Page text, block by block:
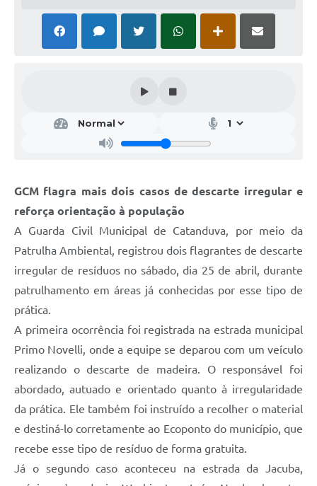
A Prefeitura
Jornal
Agenda
Diário Oficial
Editais
GCM flagra mais dois casos de descarte irregular e
reforça orientação à população
A Guarda Civil Municipal de Catanduva, por meio da
Patrulha Ambiental, registrou dois flagrantes de descarte
irregular de resíduos no sábado, dia 25 de abril, durante
patrulhamento em áreas já conhecidas por esse tipo de
prática.
A primeira ocorrência foi registrada na estrada municipal
Primo Novelli, onde a equipe se deparou com um veículo
realizando o descarte de madeira. O responsável foi
abordado, autuado e orientado quanto à irregularidade
da prática. Ele também foi instruído a recolher o material
e destiná-lo corretamente ao Ecoponto do município, que
recebe esse tipo de resíduo de forma gratuita.
Já o segundo caso aconteceu na estrada da Jacuba,